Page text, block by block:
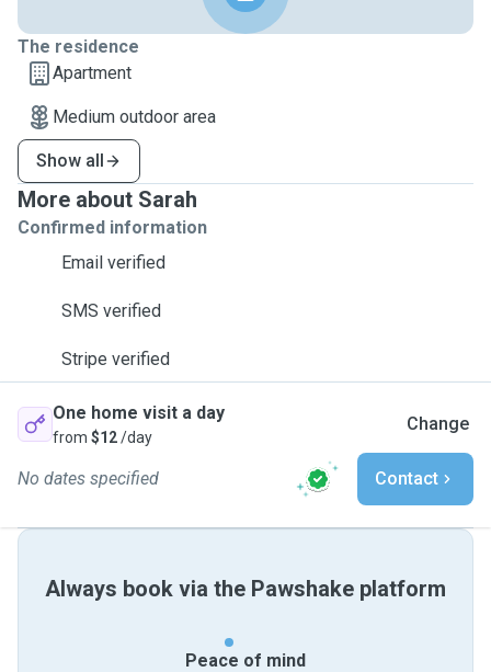
The residence
Apartment
Medium outdoor area
Show all
More about Sarah
Confirmed information
Email verified
SMS verified
Stripe verified
One home visit a day
from $12/day
Change
No dates specified Contact
Always book via the Pawshake platform
Peace of mind